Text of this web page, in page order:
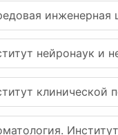
инженерная
нейронаук и
клинической